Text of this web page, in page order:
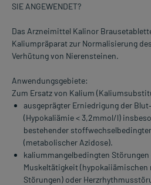
SIE ANGEWENDET?
Das Arzneimittel Kalinor
Kaliumpräparat zur Normalisierung
Verhütung von Nierensteinen.
Anwendungsgebiete:
Zum Ersatz von Kalium
ausgeprägter Erniedrigung der
(Hypokaliämie < 3,2mmol/l)
bestehender
(metabolischer Azidose).
kaliummangelbedingten Störungen
Muskeltätigkeit (hypokaiiämischen
Störungen) oder